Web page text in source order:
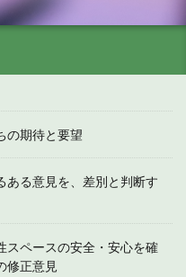
の期待と要望
ある意見を、差別と判断す
スペースの安全・安心を確
修正意見